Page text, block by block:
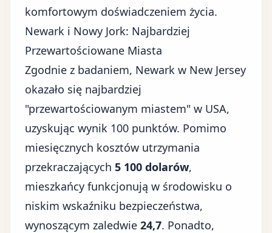
komfortowym doświadczeniem życia.
Newark i Nowy Jork: Najbardziej
Przewartościowane Miasta
Zgodnie z badaniem, Newark w New Jersey
okazało się najbardziej
"przewartościowanym miastem" w USA,
uzyskując wynik 100 punktów. Pomimo
miesięcznych kosztów utrzymania
przekraczających 5 100 dolarów,
mieszkańcy funkcjonują w środowisku o
niskim wskaźniku bezpieczeństwa,
wynoszącym zaledwie 24,7. Ponadto,